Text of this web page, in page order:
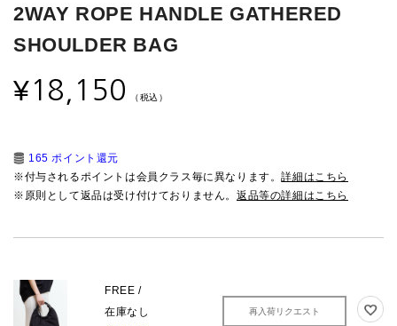
2WAY ROPE HANDLE GATHERED
SHOULDER BAG
¥18,150 （税込）
165 ポイント還元
※付与されるポイントは会員クラス毎に異なります。詳細はこちら
※原則として返品は受け付けておりません。 返品等の詳細はこちら
FREE /
在庫なし
再入荷リクエスト